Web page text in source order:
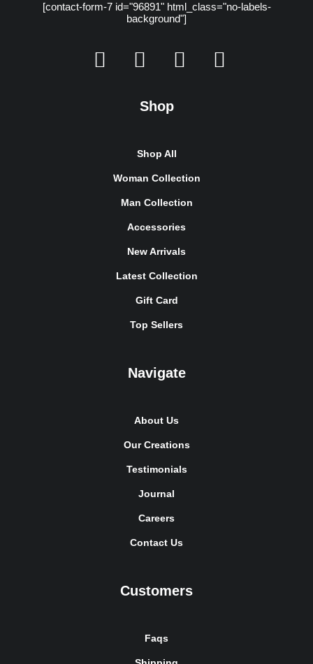
[contact-form-7 id="96891" html_class="no-labels-
background"]
Shop
Shop All
Woman Collection
Man Collection
Accessories
New Arrivals
Latest Collection
Gift Card
Top Sellers
Navigate
About Us
Our Creations
Testimonials
Journal
Careers
Contact Us
Customers
Faqs